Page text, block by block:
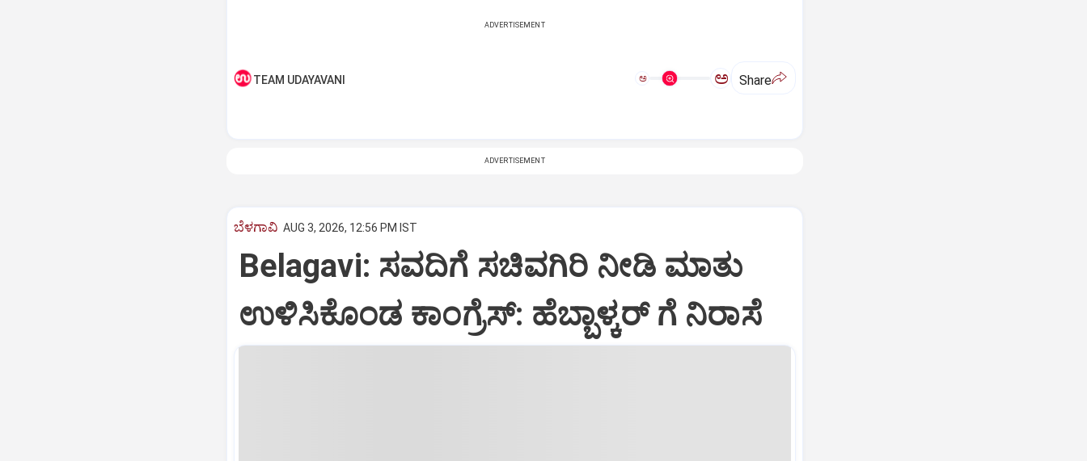
ADVERTISEMENT
TEAM UDAYAVANI ಅ ಅ Share
ADVERTISEMENT
ಬೆಳಗಾವಿ AUG 3, 2026, 12:56 PM IST
Belagavi: ಸವದಿಗೆ ಸಚಿವಗಿರಿ ನೀಡಿ ಮಾತು
ಉಳಿಸಿಕೊಂಡ ಕಾಂಗ್ರೆಸ್:‌ ಹೆಬ್ಬಾಳ್ಕರ್‌ ಗೆ ನಿರಾಸೆ